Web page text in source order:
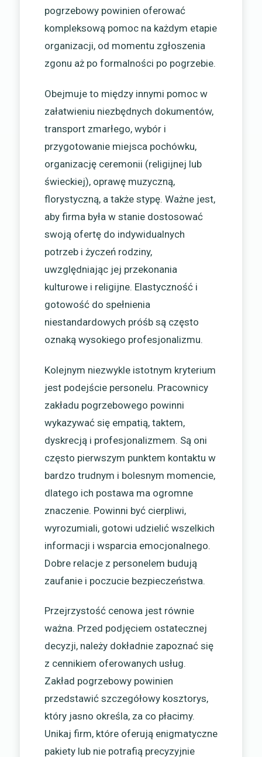
pogrzebowy powinien oferować
kompleksową pomoc na każdym etapie
organizacji, od momentu zgłoszenia
zgonu aż po formalności po pogrzebie.
Obejmuje to między innymi pomoc w
załatwieniu niezbędnych dokumentów,
transport zmarłego, wybór i
przygotowanie miejsca pochówku,
organizację ceremonii (religijnej lub
świeckiej), oprawę muzyczną,
florystyczną, a także stypę. Ważne jest,
aby firma była w stanie dostosować
swoją ofertę do indywidualnych
potrzeb i życzeń rodziny,
uwzględniając jej przekonania
kulturowe i religijne. Elastyczność i
gotowość do spełnienia
niestandardowych próśb są często
oznaką wysokiego profesjonalizmu.
Kolejnym niezwykle istotnym kryterium
jest podejście personelu. Pracownicy
zakładu pogrzebowego powinni
wykazywać się empatią, taktem,
dyskrecją i profesjonalizmem. Są oni
często pierwszym punktem kontaktu w
bardzo trudnym i bolesnym momencie,
dlatego ich postawa ma ogromne
znaczenie. Powinni być cierpliwi,
wyrozumiali, gotowi udzielić wszelkich
informacji i wsparcia emocjonalnego.
Dobre relacje z personelem budują
zaufanie i poczucie bezpieczeństwa.
Przejrzystość cenowa jest równie
ważna. Przed podjęciem ostatecznej
decyzji, należy dokładnie zapoznać się
z cennikiem oferowanych usług.
Zakład pogrzebowy powinien
przedstawić szczegółowy kosztorys,
który jasno określa, za co płacimy.
Unikaj firm, które oferują enigmatyczne
pakiety lub nie potrafią precyzyjnie